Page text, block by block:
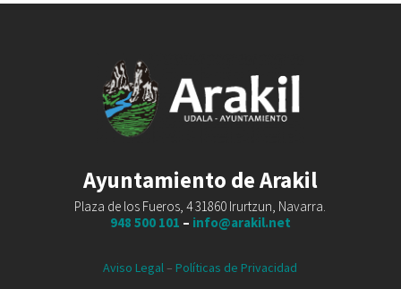
Ayuntamiento de Arakil
Plaza de los Fueros, 4 31860 Irurtzun, Navarra.
948 500 101 – info@arakil.net
Aviso Legal– Políticas de Privacidad